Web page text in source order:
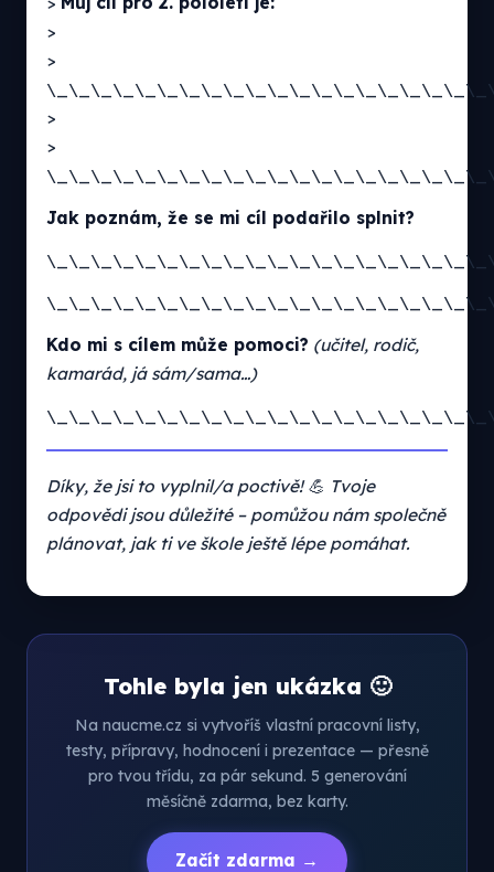
>
>
>
>
Jak poznám, že se mi cíl podařilo splnit?
Kdo mi s cílem může pomoci? (učitel, rodič,
kamarád, já sám/sama…)
Díky, že jsi to vyplnil/a poctivě! 💪 Tvoje
odpovědi jsou důležité – pomůžou nám společně
plánovat, jak ti ve škole ještě lépe pomáhat.
Tohle byla jen ukázka 🙂
Na naucme.cz si vytvoříš vlastní pracovní listy,
testy, přípravy, hodnocení i prezentace — přesně
pro tvou třídu, za pár sekund. 5 generování
měsíčně zdarma, bez karty.
Začít zdarma →